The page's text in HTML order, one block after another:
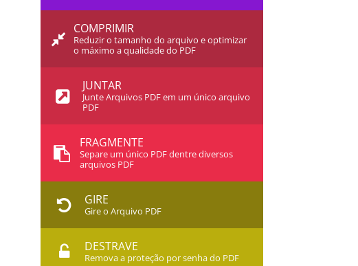
COMPRIMIR
Reduzir o tamanho do arquivo e optimizar
o máximo a qualidade do PDF
JUNTAR
Junte Arquivos PDF em um único arquivo
PDF
FRAGMENTE
Separe um único PDF dentre diversos
arquivos PDF
GIRE
Gire o Arquivo PDF
DESTRAVE
Remova a proteção por senha do PDF